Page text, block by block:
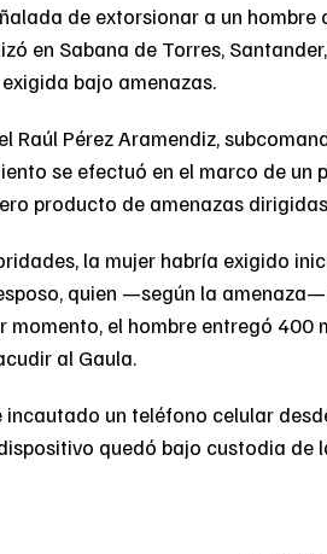
de extorsionar a un
en Sabana de Torres,
bajo amenazas.
Raúl Pérez Aramendiz,
se efectuó en el marco de
producto de amenazas
la mujer habría exigido
quien —según la
momento, el hombre entregó
al Gaula.
un teléfono celular
quedó bajo custodia